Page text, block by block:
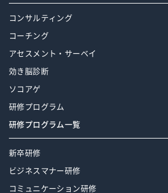
コンサルティング
コーチング
アセスメント・サーベイ
効き脳診断
ソコアゲ
研修プログラム
研修プログラム一覧
新卒研修
ビジネスマナー研修
コミュニケーション研修